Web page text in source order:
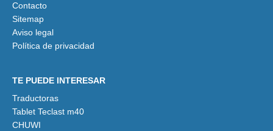
Contacto
Sitemap
Aviso legal
Política de privacidad
TE PUEDE INTERESAR
Traductoras
Tablet Teclast m40
CHUWI